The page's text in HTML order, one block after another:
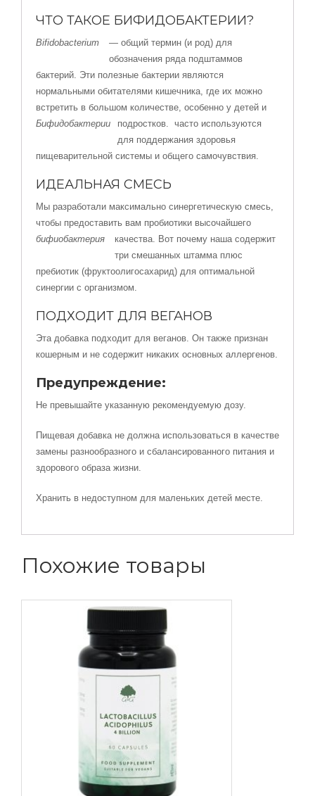
ЧТО ТАКОЕ БИФИДОБАКТЕРИИ?
Bifidobacterium
— общий термин (и род) для
обозначения ряда подштаммов
бактерий. Эти полезные бактерии являются
нормальными обитателями кишечника, где их можно
встретить в большом количестве, особенно у детей и
подростков.
Бифидобактерии
часто используются
для поддержания здоровья
пищеварительной системы и общего самочувствия.
ИДЕАЛЬНАЯ СМЕСЬ
Мы разработали максимально синергетическую смесь,
чтобы предоставить вам пробиотики высочайшего
качества. Вот почему наша
бифиобактерия
содержит
три смешанных штамма плюс
пребиотик (фруктоолигосахарид) для оптимальной
синергии с организмом.
ПОДХОДИТ ДЛЯ ВЕГАНОВ
Эта добавка подходит для веганов. Он также признан
кошерным и не содержит никаких основных аллергенов.
Предупреждение:
Не превышайте указанную рекомендуемую дозу.
Пищевая добавка не должна использоваться в качестве
замены разнообразного и сбалансированного питания и
здорового образа жизни.
Хранить в недоступном для маленьких детей месте.
Похожие товары